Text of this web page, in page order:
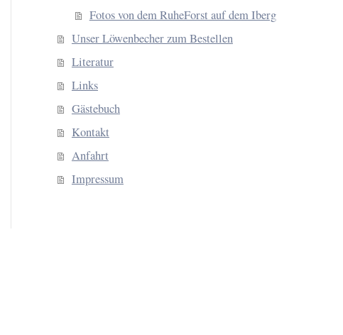
Fotos von dem RuheForst auf dem Iberg
Unser Löwenbecher zum Bestellen
Literatur
Links
Gästebuch
Kontakt
Anfahrt
Impressum